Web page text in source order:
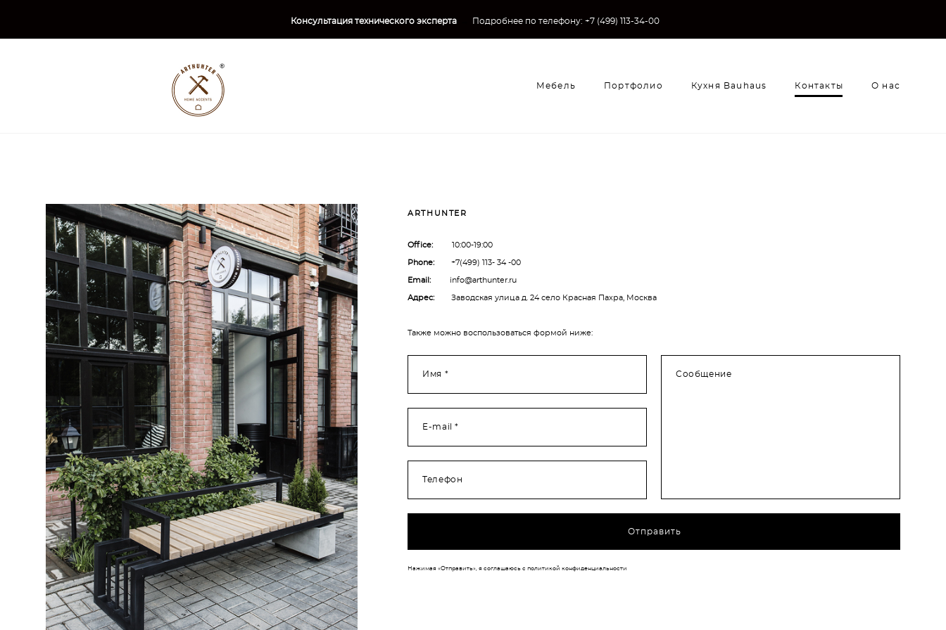
Консультация технического эксперта Подробнее по телефону: +7 (499) 113-34-00
Мебель Портфолио Кухня Bauhaus Контакты О нас
ARTHUNTER
Office: 10:00-19:00
Phone: +7(499) 113- 34 -00
Email: info@arthunter.ru
Адрес: Заводская улица д. 24 село Красная Пахра, Москва
Также можно воспользоваться формой ниже:
Имя *
E-mail *
Телефон
Сообщение
Отправить
Нажимая «Отправить», я соглашаюсь с политикой конфиденциальности